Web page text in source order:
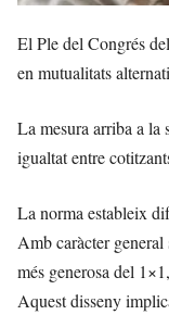
El Ple del Congrés
en mutualitats
La mesura arriba a la
igualtat entre
La norma estableix
Amb caràcter
més generosa del
Aquest disseny